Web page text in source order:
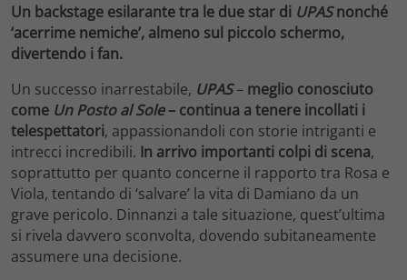
Un backstage esilarante tra le due star di UPASnonché
‘acerrime nemiche’, almeno sul piccolo schermo,
divertendo i fan.
Un successo inarrestabile, UPAS– meglio conosciuto
come Un Posto al Sole– continua a tenere incollati i
telespettatori, appassionandoli con storie intriganti e
intrecci incredibili. In arrivo importanti colpi di scena,
soprattutto per quanto concerne il rapporto tra Rosa e
Viola, tentando di ‘salvare’ la vita di Damiano da un
grave pericolo. Dinnanzi a tale situazione, quest’ultima
si rivela davvero sconvolta, dovendo subitaneamente
assumere una decisione.